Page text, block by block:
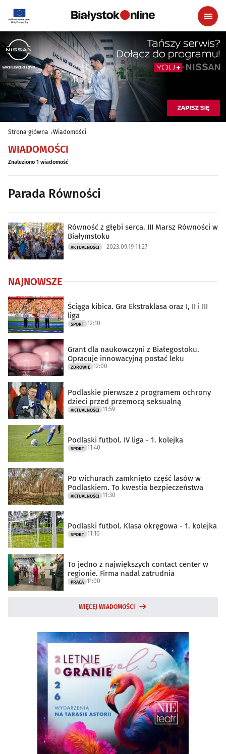
Strona główna Wiadomości
WIADOMOŚCI
Znaleziono 1 wiadomość
Parada Równości
Równość z głębi serca. III Marsz Równości w
Białymstoku
AKTUALNOŚCI 2023.09.19 11:27
NAJNOWSZE
Ściąga kibica. Gra Ekstraklasa oraz I, II i III
liga
SPORT 12:10
Grant dla naukowczyni z Białegostoku.
Opracuje innowacyjną postać leku
ZDROWIE 12:00
Podlaskie pierwsze z programem ochrony
dzieci przed przemocą seksualną
AKTUALNOŚCI 11:59
Podlaski futbol. IV liga - 1. kolejka
SPORT 11:40
Po wichurach zamknięto część lasów w
Podlaskiem. To kwestia bezpieczeństwa
AKTUALNOŚCI 11:30
Podlaski futbol. Klasa okręgowa - 1. kolejka
SPORT 11:10
To jedno z największych contact center w
regionie. Firma nadal zatrudnia
PRACA 11:00
WIĘCEJ WIADOMOŚCI